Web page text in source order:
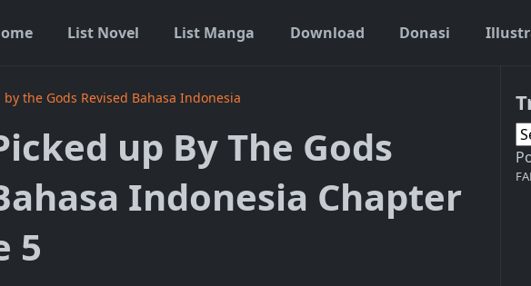
List Novel List Manga Download Donasi
the Gods Revised Bahasa Indonesia
up By The Gods
Indonesia Chapter
5